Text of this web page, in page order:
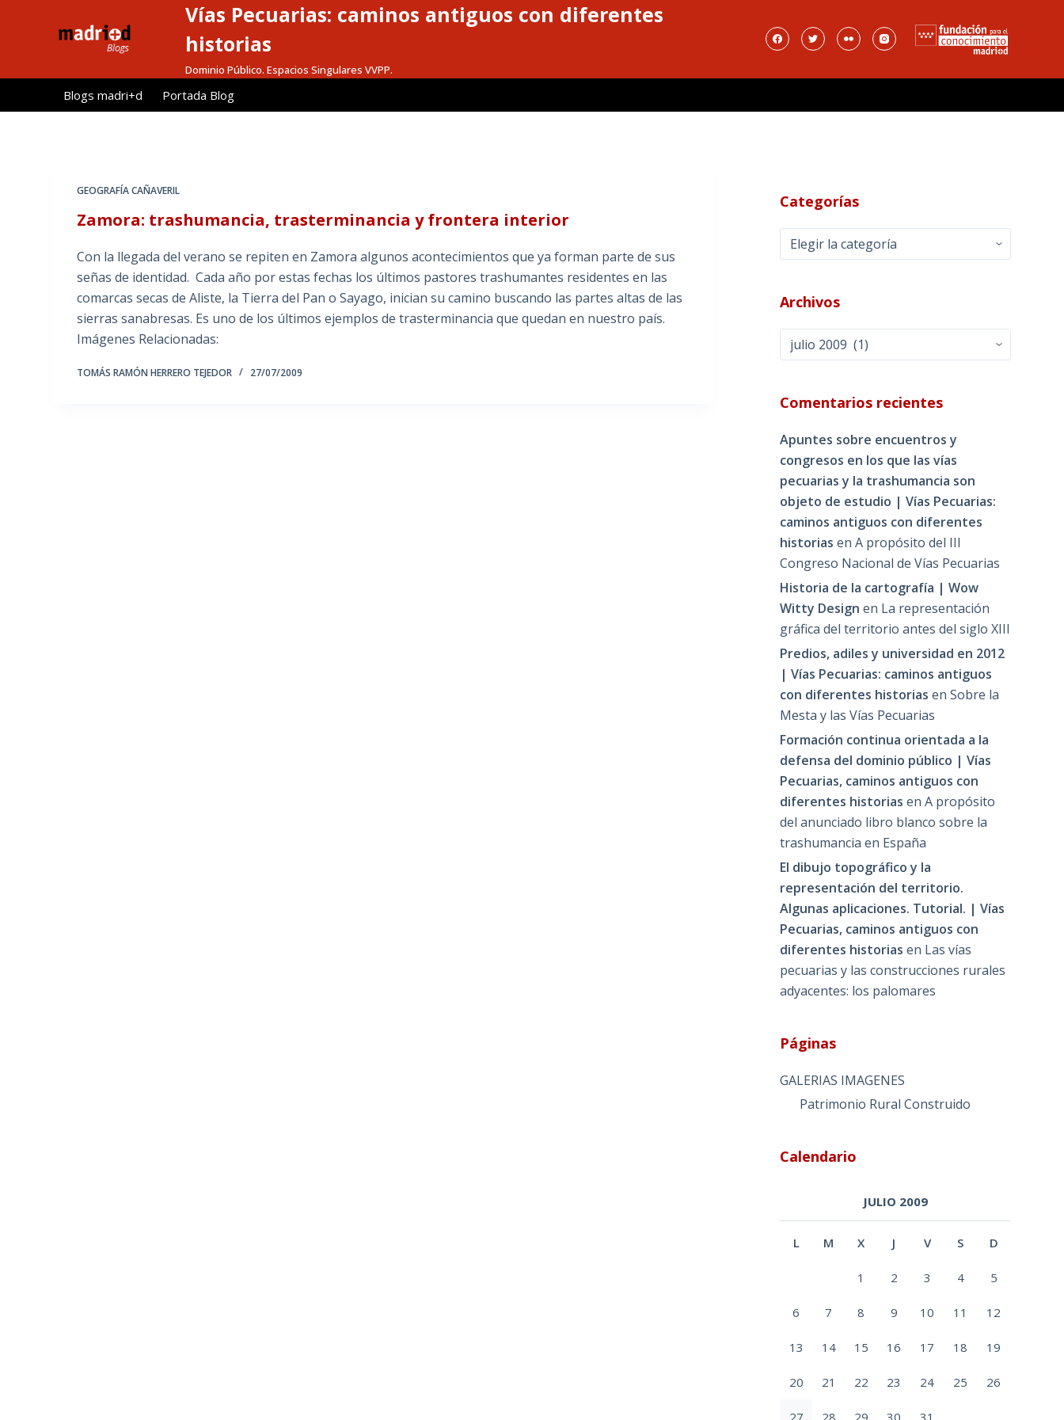
t
Vías Pecuarias: caminos antiguos con diferentes
historias
Dominio Público. Espacios Singulares VVPP.
Blogs madri+d Portada Blog
GEOGRAFÍA CAÑAVERIL
Zamora: trashumancia, trasterminancia y frontera interior
Con la llegada del verano se repiten en Zamora algunos acontecimientos que ya forman parte de sus
señas de identidad. Cada año por estas fechas los últimos pastores trashumantes residentes en las
comarcas secas de Aliste, la Tierra del Pan o Sayago, inician su camino buscando las partes altas de las
sierras sanabresas. Es uno de los últimos ejemplos de trasterminancia que quedan en nuestro país.
Imágenes Relacionadas:
TOMÁS RAMÓN HERRERO TEJEDOR 27/07/2009
Categorías
Categorías
Archivos
Archivos
Comentarios recientes
Apuntes sobre encuentros y
congresos en los que las vías
pecuarias y la trashumancia son
objeto de estudio | Vías Pecuarias:
caminos antiguos con diferentes
historias enA propósito del III
Congreso Nacional de Vías Pecuarias
Historia de la cartografía | Wow
Witty Design en La representación
gráfica del territorio antes del siglo XIII
Predios, adiles y universidad en 2012
| Vías Pecuarias: caminos antiguos
con diferentes historias enSobre la
Mesta y las Vías Pecuarias
Formación continua orientada a la
defensa del dominio público | Vías
Pecuarias, caminos antiguos con
diferentes historias enA propósito
del anunciado libro blanco sobre la
trashumancia en España
El dibujo topográfico y la
representación del territorio.
Algunas aplicaciones. Tutorial. | Vías
Pecuarias, caminos antiguos con
diferentes historias en Las vías
pecuarias y las construcciones rurales
adyacentes: los palomares
Páginas
GALERIAS IMAGENES
Patrimonio Rural Construido
Calendario
JULIO 2009
L M X J V S D
1 2 3 4 5
6 7 8 9 10 11 12
13 14 15 16 17 18 19
20 21 22 23 24 25 26
27 28 29 30 31